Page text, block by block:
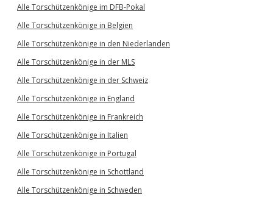
Alle Torschützenkönige im DFB-Pokal
Alle Torschützenkönige in Belgien
Alle Torschützenkönige in den Niederlanden
Alle Torschützenkönige in der MLS
Alle Torschützenkönige in der Schweiz
Alle Torschützenkönige in England
Alle Torschützenkönige in Frankreich
Alle Torschützenkönige in Italien
Alle Torschützenkönige in Portugal
Alle Torschützenkönige in Schottland
Alle Torschützenkönige in Schweden